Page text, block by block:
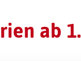
ab 1.